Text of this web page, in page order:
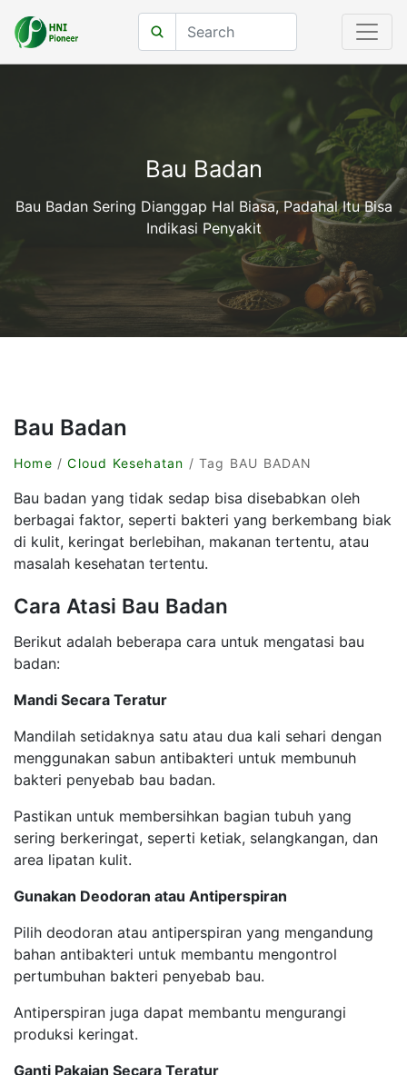
Bau Badan
Bau Badan Sering Dianggap Hal Biasa, Padahal Itu Bisa
Indikasi Penyakit
Bau Badan
Home /Cloud Kesehatan / Tag BAU BADAN
Bau badan yang tidak sedap bisa disebabkan oleh
berbagai faktor, seperti bakteri yang berkembang biak
di kulit, keringat berlebihan, makanan tertentu, atau
masalah kesehatan tertentu.
Cara Atasi Bau Badan
Berikut adalah beberapa cara untuk mengatasi bau
badan:
Mandi Secara Teratur
Mandilah setidaknya satu atau dua kali sehari dengan
menggunakan sabun antibakteri untuk membunuh
bakteri penyebab bau badan.
Pastikan untuk membersihkan bagian tubuh yang
sering berkeringat, seperti ketiak, selangkangan, dan
area lipatan kulit.
Gunakan Deodoran atau Antiperspiran
Pilih deodoran atau antiperspiran yang mengandung
bahan antibakteri untuk membantu mengontrol
pertumbuhan bakteri penyebab bau.
Antiperspiran juga dapat membantu mengurangi
produksi keringat.
Ganti Pakaian Secara Teratur